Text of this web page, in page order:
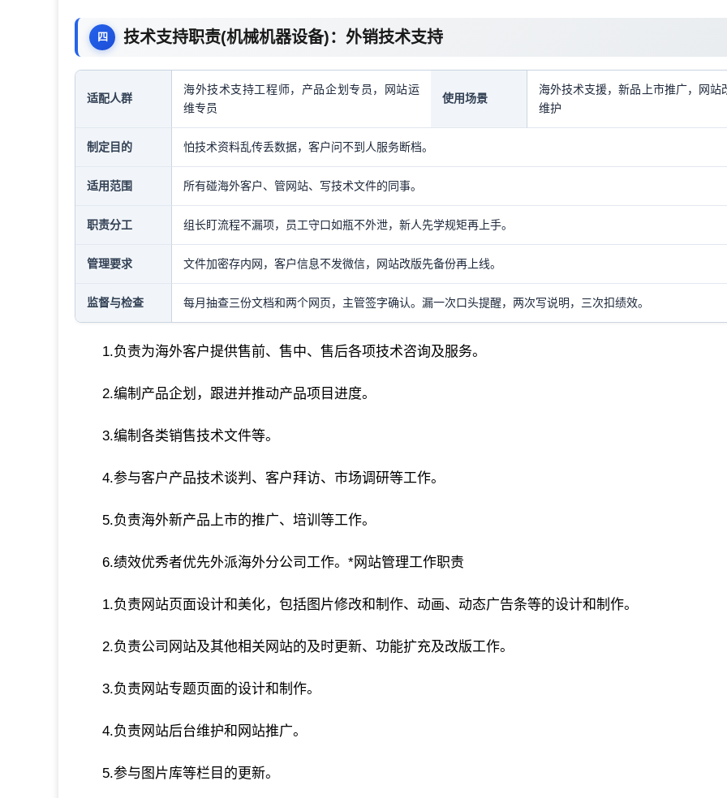
技术支持职责(机械机器设备)：外销技术支持
适配人群
海外技术支持工程师，产品企划专员，网站运
维专员
使用场景
海外技术支援，新品上市推广，网站
维护
制定目的 怕技术资料乱传丢数据，客户问不到人服务断档。
适用范围 所有碰海外客户、管网站、写技术文件的同事。
职责分工 组长盯流程不漏项，员工守口如瓶不外泄，新人先学规矩再上手。
管理要求 文件加密存内网，客户信息不发微信，网站改版先备份再上线。
监督与检查 每月抽查三份文档和两个网页，主管签字确认。漏一次口头提醒，两次写说明，三次扣绩效。
1.负责为海外客户提供售前、售中、售后各项技术咨询及服务。
2.编制产品企划，跟进并推动产品项目进度。
3.编制各类销售技术文件等。
4.参与客户产品技术谈判、客户拜访、市场调研等工作。
5.负责海外新产品上市的推广、培训等工作。
6.绩效优秀者优先外派海外分公司工作。*网站管理工作职责
1.负责网站页面设计和美化，包括图片修改和制作、动画、动态广告条等的设计和制作。
2.负责公司网站及其他相关网站的及时更新、功能扩充及改版工作。
3.负责网站专题页面的设计和制作。
4.负责网站后台维护和网站推广。
5.参与图片库等栏目的更新。